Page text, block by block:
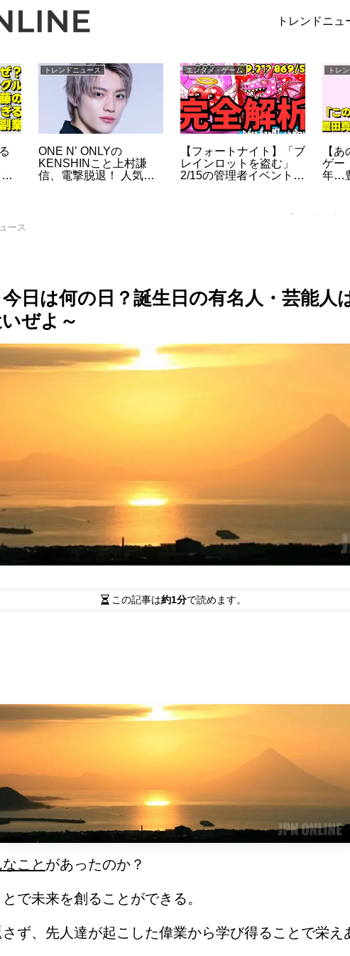
トレンドニュ
トレンドニュース
ONE N’ ONLYの
KENSHINこと上村謙
信、電撃脱退！ 人気グ
エンタメ・ゲーム
【フォートナイト】「ブ
レインロットを盗む」
2/15の管理者イベントが
ドを総まとめ（2026）
トレ
【
ゲー
年…
ース
今日は何の日？誕生日の有名人・芸能人
ぜよ～
この記事は約1分で読めます。
こと があったのか？
とで未来を創ることができる。
ず、先人達が起こした偉業から学び得ることで栄え